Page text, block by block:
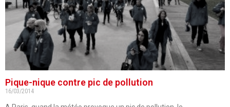
Pique-nique contre pic de pollution
16/03/2014